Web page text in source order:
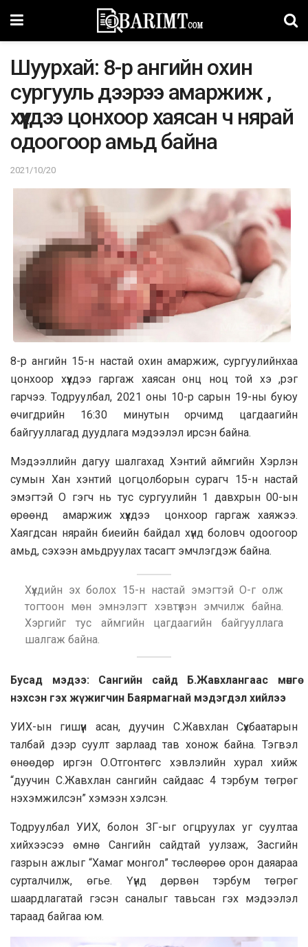
Шуурхай: 8-р ангийн охин
сургууль дээрээ амаржиж ,
хүүхдээ цонхоор хаясан ч нярай
одоогоор амьд байна
2021/10/20
8-р ангийн 15-н настай охин амаржиж, сургуулийнхаа
цонхоор хүүхдээ гаргаж хаясан онц ноц той хэ ,рэг
гарчээ. Тодруулбал, 2021 оны 10-р сарын 19-ны буюу
өчигдрийн 16:30 минутын орчимд цагдаагийн
байгууллагад дуудлага мэдээлэл ирсэн байна.
Мэдээллийн дагуу шалгахад Хэнтий аймгийн Хэрлэн
сумын Хан хэнтий цогцолборын сурагч 15-н настай
эмэгтэй О гэгч нь тус сургуулийн 1 давхрын 00-ын
өрөөнд амаржиж хүүхдээ цонхоор гаргаж хаяжээ.
Хаягдсан нярайн биеийн байдал хүнд боловч одоогоор
амьд, сэхээн амьдруулах тасагт эмчлэгдэж байна.
Хүүхдийн эх болох 15-н настай эмэгтэй О-г олж
тогтоон мөн эмнэлэгт хэвтүүлэн эмчилж байна.
Хэргийг тус аймгийн цагдаагийн байгууллага
шалгаж байна.
Бусад мэдээ: Сангийн сайд Б.Жавхлангаас мөнгө
нэхсэн гэх жүжигчин Баярмагнай мэдэгдэл хийлээ
УИХ-ын гишүүн асан, дуучин С.Жавхлан Сүхбаатарын
талбай дээр суулт зарлаад тав хонож байна. Тэгвэл
өнөөдөр иргэн О.Отгонтөгс хэвлэлийн хурал хийж
“дуучин С.Жавхлан сангийн сайдаас 4 тэрбум төгрөг
нэхэмжилсэн” хэмээн хэлсэн.
Тодруулбал УИХ, болон ЗГ-ыг огцруулах уг суултаа
хийхээсээ өмнө Сангийн сайдтай уулзаж, Засгийн
газрын ажлыг “Хамаг монгол” төслөөрөө орон даяараа
сурталчилж, өгье. Үүнд дөрвөн тэрбум төгрөг
шаардлагатай гэсэн саналыг тавьсан гэх мэдээлэл
тараад байгаа юм.